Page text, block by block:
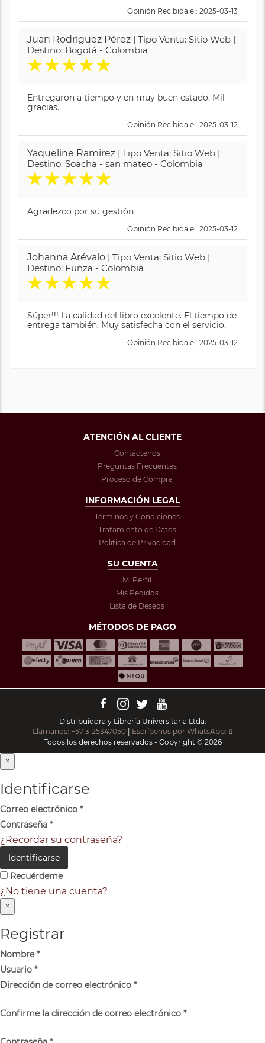
Opinión Recibida el: 2025-03-13
Juan Rodríguez Pérez | Tipo Venta: Sitio Web |
Destino: Bogotá - Colombia
★★★★★
Entregaron a tiempo y en muy buen estado. Mil
gracias.
Opinión Recibida el: 2025-03-12
Yaqueline Ramirez | Tipo Venta: Sitio Web |
Destino: Soacha - san mateo - Colombia
★★★★★
Agradezco por su gestión
Opinión Recibida el: 2025-03-12
Johanna Arévalo | Tipo Venta: Sitio Web |
Destino: Funza - Colombia
★★★★★
Súper!!! La calidad del libro excelente. El tiempo de
entrega también. Muy satisfecha con el servicio.
Opinión Recibida el: 2025-03-12
ATENCIÓN AL CLIENTE
Contáctenos
Preguntas Frecuentes
Proceso de Compra
INFORMACIÓN LEGAL
Términos y Condiciones
Tratamiento de Datos
Política de Privacidad
SU CUENTA
Mi Perfil
Mis Pedidos
Lista de Deseos
MÉTODOS DE PAGO
Distribuidora y Librería Universitaria Ltda.
Llámanos: +57 3125347050
Escríbenos por WhatsApp:
Todos los derechos reservados - Copyright © 2026
×
Identificarse
Correo electrónico *
Contraseña *
¿Recordar su contraseña?
Identificarse
Recuérdeme
¿No tiene una cuenta?
×
Registrar
Nombre*
Usuario *
Dirección de correo electrónico *
Confirme la dirección de correo electrónico *